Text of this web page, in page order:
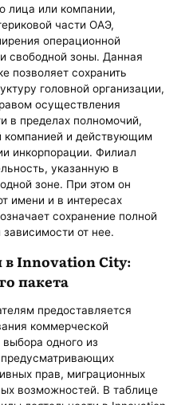
лица или компании,
части ОАЭ,
операционной
свободной зоны. Данная
позволяет сохранить
головной организации,
осуществления
в пределах полномочий,
компанией и действующим
инкорпорации. Филиал
указанную в
зоне. При этом он
имени и в интересах
сохранение полной
от нее.
Innovation City:
пакета
предоставляется
коммерческой
одного из
прав, миграционных
возможностей. В таблице